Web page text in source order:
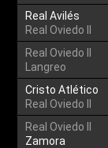
Real Avilés
Real Oviedo II
Real Oviedo II
Langreo
Cristo Atlético
Real Oviedo II
Real Oviedo II
Zamora